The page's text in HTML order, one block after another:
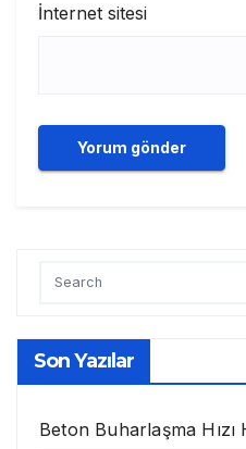
İnternet sitesi
Son Yazılar
Beton Buharlaşma Hızı